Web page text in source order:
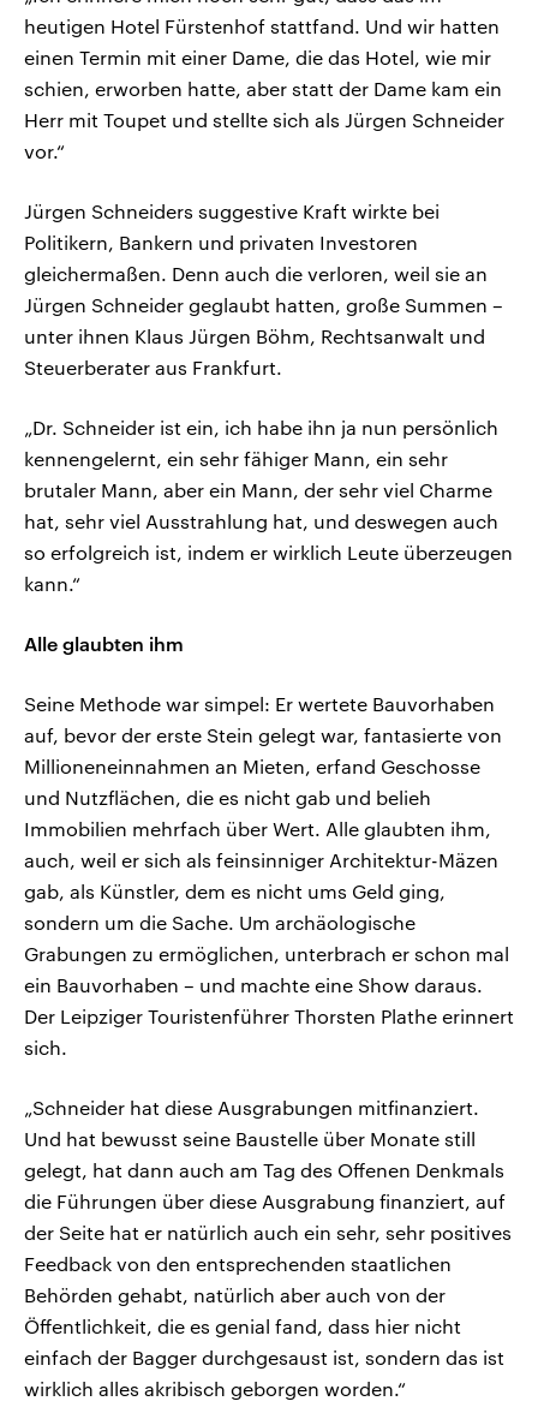
heutigen Hotel Fürstenhof stattfand. Und wir hatten
einen Termin mit einer Dame, die das Hotel, wie mir
schien, erworben hatte, aber statt der Dame kam ein
Herr mit Toupet und stellte sich als Jürgen Schneider
vor.“
Jürgen Schneiders suggestive Kraft wirkte bei
Politikern, Bankern und privaten Investoren
gleichermaßen. Denn auch die verloren, weil sie an
Jürgen Schneider geglaubt hatten, große Summen –
unter ihnen Klaus Jürgen Böhm, Rechtsanwalt und
Steuerberater aus Frankfurt.
„Dr. Schneider ist ein, ich habe ihn ja nun persönlich
kennengelernt, ein sehr fähiger Mann, ein sehr
brutaler Mann, aber ein Mann, der sehr viel Charme
hat, sehr viel Ausstrahlung hat, und deswegen auch
so erfolgreich ist, indem er wirklich Leute überzeugen
kann.“
Alle glaubten ihm
Seine Methode war simpel: Er wertete Bauvorhaben
auf, bevor der erste Stein gelegt war, fantasierte von
Millioneneinnahmen an Mieten, erfand Geschosse
und Nutzflächen, die es nicht gab und belieh
Immobilien mehrfach über Wert. Alle glaubten ihm,
auch, weil er sich als feinsinniger Architektur-Mäzen
gab, als Künstler, dem es nicht ums Geld ging,
sondern um die Sache. Um archäologische
Grabungen zu ermöglichen, unterbrach er schon mal
ein Bauvorhaben – und machte eine Show daraus.
Der Leipziger Touristenführer Thorsten Plathe erinnert
sich.
„Schneider hat diese Ausgrabungen mitfinanziert.
Und hat bewusst seine Baustelle über Monate still
gelegt, hat dann auch am Tag des Offenen Denkmals
die Führungen über diese Ausgrabung finanziert, auf
der Seite hat er natürlich auch ein sehr, sehr positives
Feedback von den entsprechenden staatlichen
Behörden gehabt, natürlich aber auch von der
Öffentlichkeit, die es genial fand, dass hier nicht
einfach der Bagger durchgesaust ist, sondern das ist
wirklich alles akribisch geborgen worden.“